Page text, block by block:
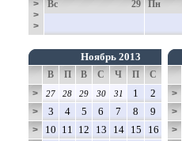
>
>
>
29
Вс Пн
Ноябрь 2013
В П В С Ч П
С
>
27 28 29 30 31 1 2
> 3 4 5 6 7 8 9
> 10 11 12 13 14 15 16
>
>
>